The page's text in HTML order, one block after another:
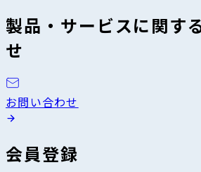
製品・サービスに関す
せ
お問い合わせ
会員登録